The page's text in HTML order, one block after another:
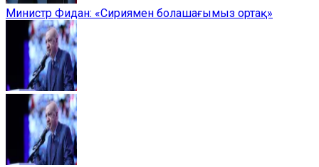
Министр Фидан: «Сириямен болашағымыз ортақ»